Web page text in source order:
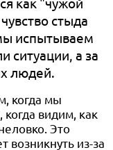
стыда
испытываем
ситуации, а за
людей.
когда мы
когда видим, как
Это
возникнуть из-за